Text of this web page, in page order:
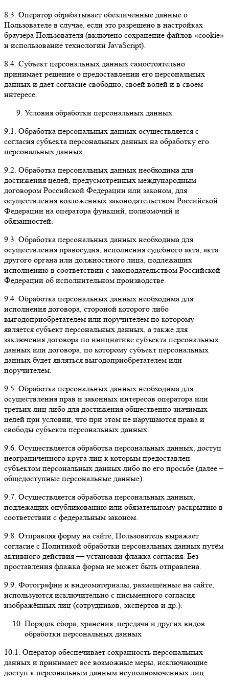
8.3. Оператор обрабатывает обезличенные данные о
Пользователе в случае, если это разрешено в настройках
браузера Пользователя (включено сохранение файлов «cookie»
и использование технологии JavaScript).
8.4. Субъект персональных данных самостоятельно
принимает решение о предоставлении его персональных
данных и дает согласие свободно, своей волей и в своем
интересе.
Условия обработки персональных данных
9.1. Обработка персональных данных осуществляется с
согласия субъекта персональных данных на обработку его
персональных данных.
9.2. Обработка персональных данных необходима для
достижения целей, предусмотренных международным
договором Российской Федерации или законом, для
осуществления возложенных законодательством Российской
Федерации на оператора функций, полномочий и
обязанностей.
9.3. Обработка персональных данных необходима для
осуществления правосудия, исполнения судебного акта, акта
другого органа или должностного лица, подлежащих
исполнению в соответствии с законодательством Российской
Федерации об исполнительном производстве.
9.4. Обработка персональных данных необходима для
исполнения договора, стороной которого либо
выгодоприобретателем или поручителем по которому
является субъект персональных данных, а также для
заключения договора по инициативе субъекта персональных
данных или договора, по которому субъект персональных
данных будет являться выгодоприобретателем или
поручителем.
9.5. Обработка персональных данных необходима для
осуществления прав и законных интересов оператора или
третьих лиц либо для достижения общественно значимых
целей при условии, что при этом не нарушаются права и
свободы субъекта персональных данных.
9.6. Осуществляется обработка персональных данных, доступ
неограниченного круга лиц к которым предоставлен
субъектом персональных данных либо по его просьбе (далее –
общедоступные персональные данные).
9.7. Осуществляется обработка персональных данных,
подлежащих опубликованию или обязательному раскрытию в
соответствии с федеральным законом.
9.8. Отправляя форму на сайте, Пользователь выражает
согласие с Политикой обработки персональных данных путём
активного действия — установки флажка согласия. Без
проставления флажка форма не может быть отправлена.
9.9. Фотографии и видеоматериалы, размещённые на сайте,
используются исключительно с письменного согласия
изображённых лиц (сотрудников, экспертов и др.).
Порядок сбора, хранения, передачи и других видов
обработки персональных данных
10.1. Оператор обеспечивает сохранность персональных
данных и принимает все возможные меры, исключающие
доступ к персональным данным неуполномоченных лиц.